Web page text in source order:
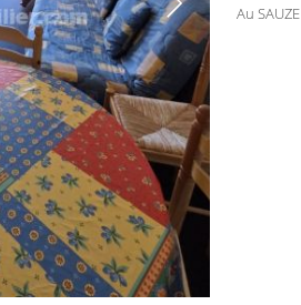
Au